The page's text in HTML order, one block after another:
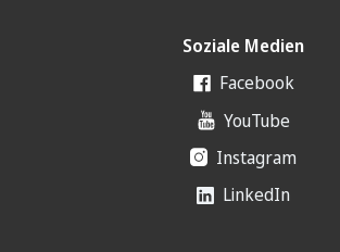
Soziale Medien
Facebook
YouTube
Instagram
LinkedIn